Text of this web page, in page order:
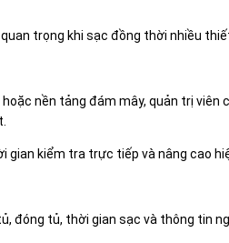
trọng khi sạc đồng thời nhiều
nền tảng đám mây, quản trị viên
gian kiểm tra trực tiếp và nâng cao
đóng tủ, thời gian sạc và thông tin